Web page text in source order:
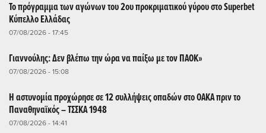
Το πρόγραμμα των αγώνων του 2ου προκριματικού γύρου στο Superbet
Κύπελλο Ελλάδας
07/08/2026 - 17:45
Γιαννούλης: Δεν βλέπω την ώρα να παίξω με τον ΠΑΟΚ»
07/08/2026 - 15:08
Η αστυνομία προχώρησε σε 12 συλλήψεις οπαδών στο ΟΑΚΑ πριν το
Παναθηναϊκός – ΤΣΣΚΑ 1948
07/08/2026 - 14:41